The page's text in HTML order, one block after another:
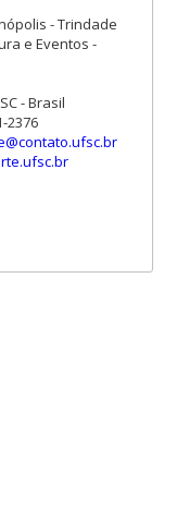
- Trindade
e Eventos -
- Brasil
2376